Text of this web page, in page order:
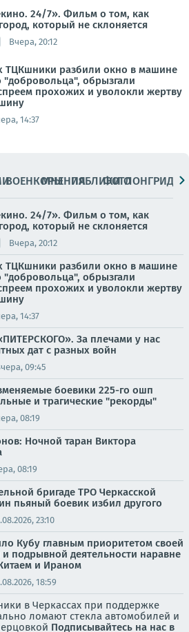
24/7». Фильм о том, как
который не склоняется
Вчера, 20:12
ТЦКшники разбили окно в машине
"добровольца", обрызгали
прохожих и уволокли жертву
14:37
ВОЕНКОРЫМНЕНИЯПАБЛИКИ
ФОТОЛОНГРИДЫ
24/7». Фильм о том, как
который не склоняется
Вчера, 20:12
ТЦКшники разбили окно в машине
"добровольца", обрызгали
прохожих и уволокли жертву
14:37
За плечами у нас
дат с разных войн
09:45
боевики 225-го ошп
и трагические "рекорды"
08:19
Ночной таран Виктора
08:19
бригаде ТРО Черкасской
пьяный боевик избил другого
23:10
Кубу главным приоритетом своей
подрывной деятельности наравне
и Ираном
18:59
в Черкассах при поддержке
ломают стекла автомобилей и
Подписывайтесь на нас в